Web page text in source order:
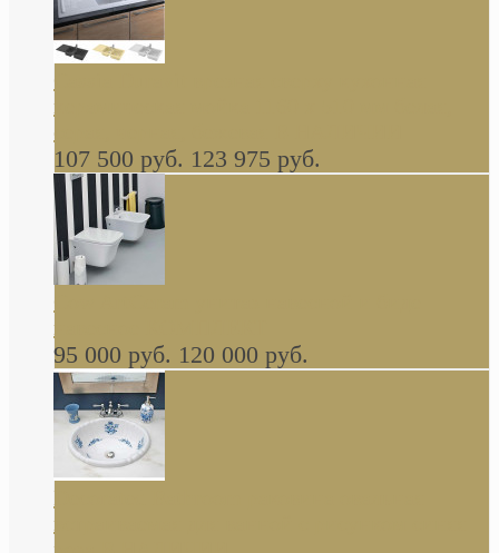
керамическая мойка 1160 x 510 мм белая,
серая, черная, бежевая В НАЛИЧИИ
107 500 руб. 123 975 руб.
навесное КОМПЛЕКТ
95 000 руб. 120 000 руб.
Decorated Bathroom раковина овальная
встраиваемая для ванной с рисунком синяя